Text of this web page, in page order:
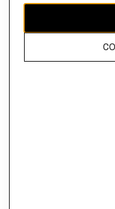
propiedad de H&M Hennes